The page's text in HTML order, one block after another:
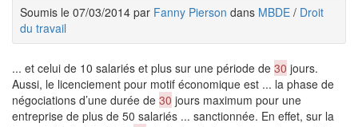
Soumis le 07/03/2014 par Fanny Pierson dans MBDE / Droit
du travail
... et celui de 10 salariés et plus sur une période de 30 jours.
Aussi, le licenciement pour motif économique est ... la phase de
négociations d’une durée de 30 jours maximum pour une
entreprise de plus de 50 salariés ... sanctionnée. En effet, sur la